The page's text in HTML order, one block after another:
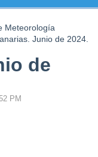
Meteorología
Junio de 2024.
de
PM